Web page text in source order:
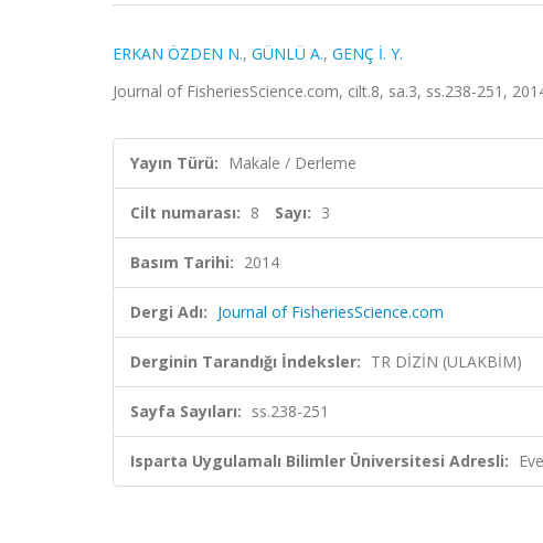
ERKAN ÖZDEN N., GÜNLÜ A., GENÇ İ. Y.
Journal of FisheriesScience.com, cilt.8, sa.3, ss.238-251,
Yayın Türü: Makale / Derleme
Cilt numarası: 8 Sayı: 3
Basım Tarihi: 2014
Dergi Adı: Journal of FisheriesScience.com
Derginin Tarandığı İndeksler: TR DİZİN (ULAKBİM)
Sayfa Sayıları: ss.238-251
Isparta Uygulamalı Bilimler Üniversitesi Adresli: